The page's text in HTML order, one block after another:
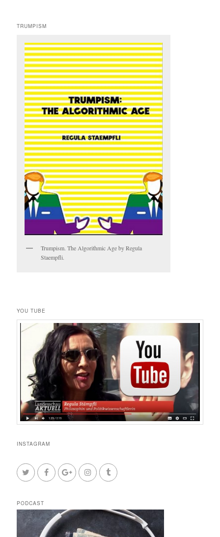
TRUMPISM
Trumpism. The Algorithmic Age by Regula
Staempfli.
YOU TUBE
INSTAGRAM
PODCAST